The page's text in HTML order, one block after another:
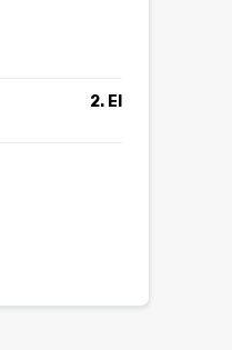
2. El